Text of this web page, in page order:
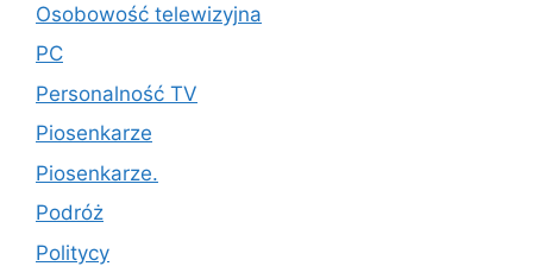
Osobowość telewizyjna
PC
Personalność TV
Piosenkarze
Piosenkarze.
Podróż
Politycy